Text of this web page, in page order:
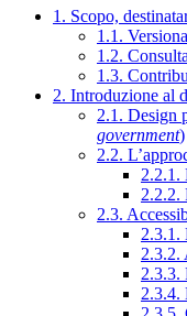
1. Scopo,
1.1.
1.2.
1.3.
2. Introduzione al
2.1. Design
government)
2.2.
2.2.1.
2.2.2.
2.3.
2.3.1.
2.3.2.
2.3.3.
2.3.4.